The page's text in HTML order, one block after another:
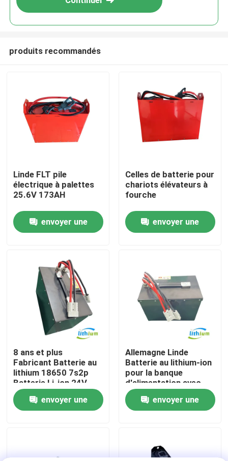
Produits
Au sujet de nous
Visite d'usine
Contrôle de qualité
Demandez une citation
batterie au lithium de chariot élévateur
Lithium électrique Ion Battery de chariot élévateur
Batterie de camion de palette
produits recommandés
Linde FLT pile
électrique à palettes
25.6V 173AH
envoyer une
Celles de batterie pour
chariots élévateurs à
fourche
envoyer une
8 ans et plus
Fabricant Batterie au
lithium 18650 7s2p
Batterie Li-ion 24V
60ah
envoyer une
Allemagne Linde
Batterie au lithium-ion
pour la banque
d'alimentation avec
cellule au lithium Eve
envoyer une